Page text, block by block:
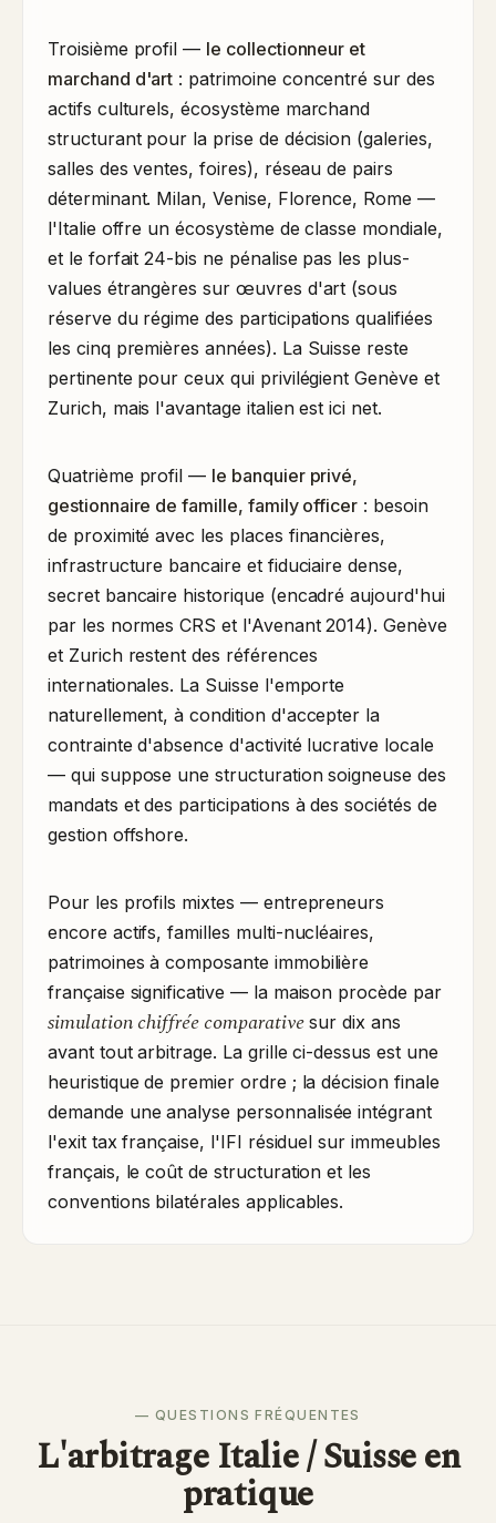
Troisième profil — le collectionneur et
marchand d'art : patrimoine concentré sur des
actifs culturels, écosystème marchand
structurant pour la prise de décision (galeries,
salles des ventes, foires), réseau de pairs
déterminant. Milan, Venise, Florence, Rome —
l'Italie offre un écosystème de classe mondiale,
et le forfait 24-bis ne pénalise pas les plus-
values étrangères sur œuvres d'art (sous
réserve du régime des participations qualifiées
les cinq premières années). La Suisse reste
pertinente pour ceux qui privilégient Genève et
Zurich, mais l'avantage italien est ici net.
Quatrième profil — le banquier privé,
gestionnaire de famille, family officer : besoin
de proximité avec les places financières,
infrastructure bancaire et fiduciaire dense,
secret bancaire historique (encadré aujourd'hui
par les normes CRS et l'Avenant 2014). Genève
et Zurich restent des références
internationales. La Suisse l'emporte
naturellement, à condition d'accepter la
contrainte d'absence d'activité lucrative locale
— qui suppose une structuration soigneuse des
mandats et des participations à des sociétés de
gestion offshore.
Pour les profils mixtes — entrepreneurs
encore actifs, familles multi-nucléaires,
patrimoines à composante immobilière
française significative — la maison procède par
simulation chiffrée comparativesur dix ans
avant tout arbitrage. La grille ci-dessus est une
heuristique de premier ordre ; la décision finale
demande une analyse personnalisée intégrant
l'exit tax française, l'IFI résiduel sur immeubles
français, le coût de structuration et les
conventions bilatérales applicables.
— QUESTIONS FRÉQUENTES
L'arbitrage Italie / Suisse en
pratique